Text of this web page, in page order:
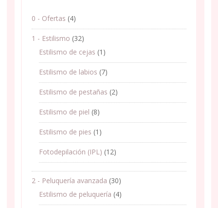
0 - Ofertas (4)
1 - Estilismo (32)
Estilismo de cejas (1)
Estilismo de labios (7)
Estilismo de pestañas (2)
Estilismo de piel (8)
Estilismo de pies (1)
Fotodepilación (IPL) (12)
2 - Peluquería avanzada (30)
Estilismo de peluquería (4)